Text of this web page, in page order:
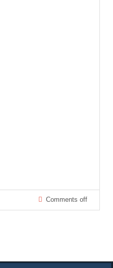
Comments off